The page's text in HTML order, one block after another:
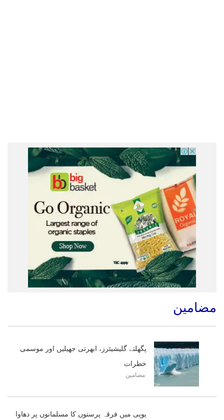
مضامین
پگھلتے گلیشیئرز، ابھرتی جھیلیں اور موسمی
خطرات
مضامین
یوپی میں فرقہ پرستوں کا مسلمانوں پر دھاوا